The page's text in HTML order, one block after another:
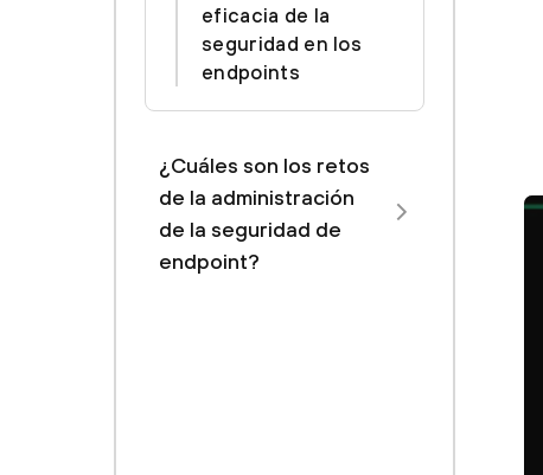
eficacia de la
seguridad en los
endpoints
¿Cuáles son los retos
de la administración
de la seguridad de
endpoint?